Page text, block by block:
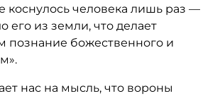
коснулось человека лишь раз —
его из земли, что делает
познание божественного и
нас на мысль, что вороны